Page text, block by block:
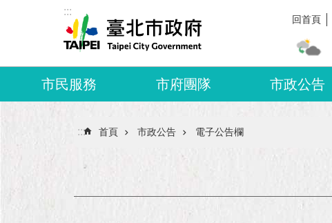
跳到主要內容區塊
:::
回首頁
市民服務 市府團隊 市政公告
::: 首頁 市政公告 電子公告欄